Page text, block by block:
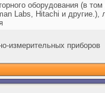
оборудования (в
Labs, Hitachi и
измерительных приборов